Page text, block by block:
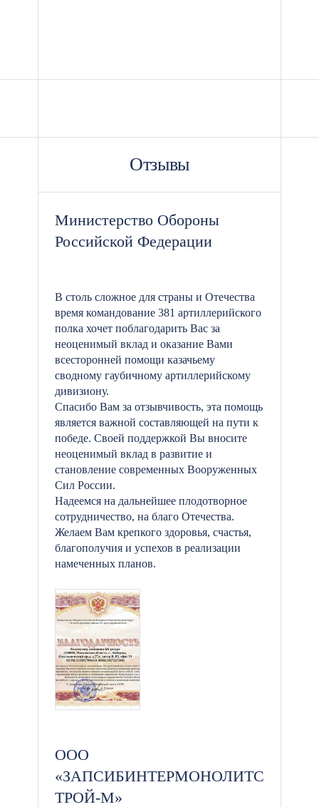
Отзывы
Министерство Обороны
Российской Федерации
В столь сложное для страны и Отечества
время командование 381 артиллерийского
полка хочет поблагодарить Вас за
неоценимый вклад и оказание Вами
всесторонней помощи казачьему
сводному гаубичному артиллерийскому
дивизиону.
Спасибо Вам за отзывчивость, эта помощь
является важной составляющей на пути к
победе. Своей поддержкой Вы вносите
неоценимый вклад в развитие и
становление современных Вооруженных
Сил России.
Надеемся на дальнейшее плодотворное
сотрудничество, на благо Отечества.
Желаем Вам крепкого здоровья, счастья,
благополучия и успехов в реализации
намеченных планов.
ООО
«ЗАПСИБИНТЕРМОНОЛИТС
ТРОЙ-М»